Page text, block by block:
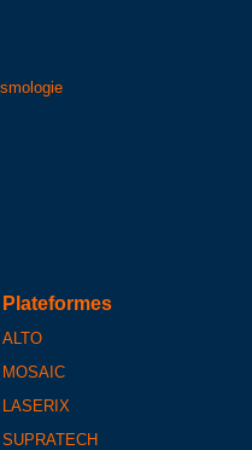
Plateformes
ALTO
MOSAIC
LASERIX
SUPRATECH